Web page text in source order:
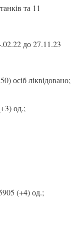
та 11
до 27.11.23
осіб ліквідовано;
од.;
(+4) од.;